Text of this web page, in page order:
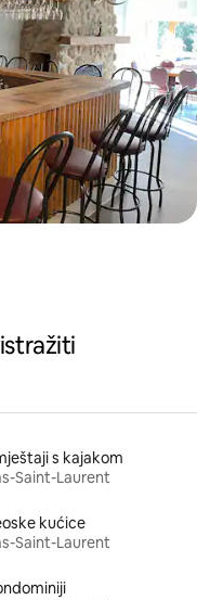
s kajakom
Saint-Laurent
kućice
Saint-Laurent